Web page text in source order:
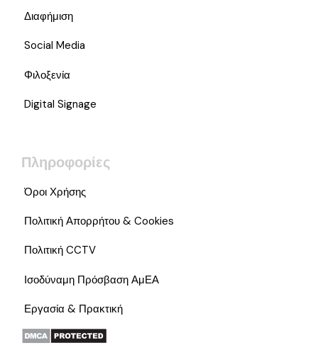
Διαφήμιση
Social Media
Φιλοξενία
Digital Signage
Πληροφορίες
Όροι Χρήσης
Πολιτική Απορρήτου & Cookies
Πολιτική CCTV
Ισοδύναμη Πρόσβαση ΑμΕΑ
Εργασία & Πρακτική